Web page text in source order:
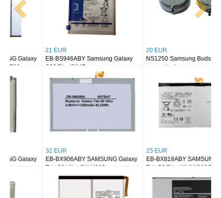
EB-BS946ABY Samsung Galaxy
S26 Plus/S947
NS1250 Samsung Buds 2/ buds 2
EB-BX906ABY SAMSUNG Galaxy
Tab S8 Ultra SM-X900
EB-BX818ABY SAMSUNG Galaxy
Tab S9 Plus Wi-fi X810/5G X816